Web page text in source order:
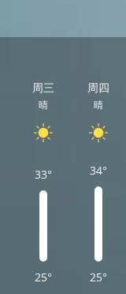
周三
晴
33°
25°
周四
晴
34°
25°